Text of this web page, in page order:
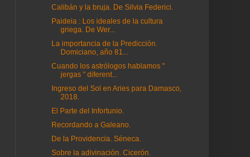
Calibán y la bruja. De Silvia Federici.
Paideia : Los ideales de la cultura
griega. De Wer...
La importancia de la Predicción.
Domiciano, año 81...
Cuando los astrólogos hablamos "
jergas " diferent...
Ingreso del Sol en Aries para Damasco,
2018.
El Parte del Infortunio.
Recordando a Galeano.
De la Providencia. Séneca.
Sobre la adivinación. Cicerón.